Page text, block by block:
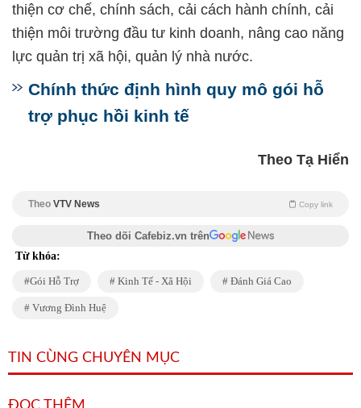
thiện cơ chế, chính sách, cải cách hành chính, cải
thiện môi trường đầu tư kinh doanh, nâng cao năng
lực quản trị xã hội, quản lý nhà nước.
Chính thức định hình quy mô gói hỗ
trợ phục hồi kinh tế
Theo Tạ Hiển
Theo VTV News Copy link
Theo dõi Cafebiz.vn trên
Từ khóa:
Gói Hỗ Trợ Kinh Tế - Xã Hội Đánh Giá Cao
Vương Đình Huệ
TIN CÙNG CHUYÊN MỤC